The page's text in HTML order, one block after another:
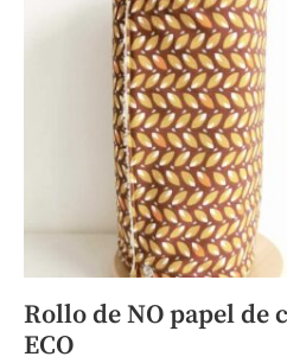
Rollo de NO papel de
ECO